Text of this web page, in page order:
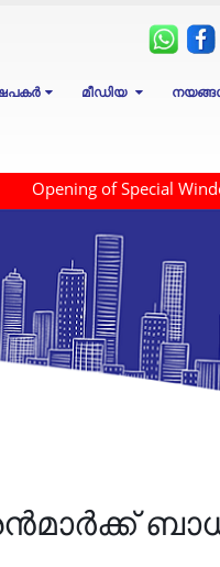
മീഡിയ
of Special Window for